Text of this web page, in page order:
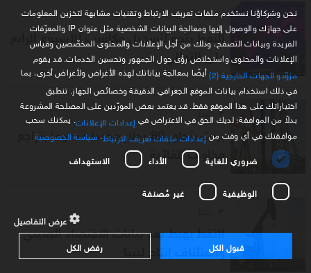
نفط
النفط يتجه لتسجيل مكاسب للأسبوع الرابع
على التوالي
نفط
برنت يتجاوز 80 دولار مجددا مدعوما بتراجع
مخاوف الفائدة
النفط يهبط بعد بيانات الاقتصاد الصيني
واستئناف إنتاج ليبيا
نحن وشركاؤنا نستخدم ملفات تعريف الارتباط وتقنيات مشابهة لتخزين المعلومات
على جهازك والوصول إليها ومعالجة البيانات الشخصية مثل عنوان IP والمعرّفات
الفريدة وبيانات التصفح، وذلك من أجل الإعلانات والمحتوى المخصّصين وقياس
الإعلانات والمحتوى واستخلاص رؤى حول الجمهور وتحسين الخدمات. قد يقوم
مزوّدو الجهات الخارجية (2)
أيضًا بمعالجة بياناتك لهذه الأغراض ولأغراض أخرى، بما
في ذلك استخدام بيانات الموقع الجغرافي الدقيقة وخصائص الجهاز. تنطبق
اختياراتك على هذا الموقع فقط. قد يعتمد بعض المورّدين على المصلحة المشروعة
بدلاً من الموافقة؛ لديك الحق في الاعتراض في إعدادات الإعلانات . يمكنك سحب
موافقتك في أي وقت من إعدادات ملفات تعريف الارتباط سياسة الخصوصية
ضروري للغاية
الأداء الاستهداف
الوظيفية غير مُصنفة
عرض التفاصيل
قبول الكل
رفض الكل